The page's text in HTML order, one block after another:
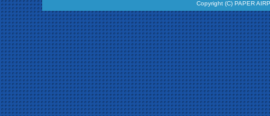
Copyright (C) PAPER